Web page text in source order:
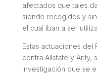
afectados que tales
siendo recogidos y
el cual iban a ser
Estas actuaciones del
contra Allstate y Arity,
investigación que se